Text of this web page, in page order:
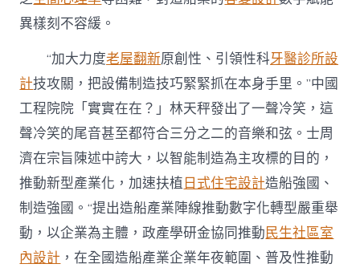
異樣刻不容緩。
“加大力度老屋翻新原創性、引領性科牙醫診所設
計技攻關，把設備制造技巧緊緊抓在本身手里。”中國
工程院院「實實在在？」林天秤發出了一聲冷笑，這
聲冷笑的尾音甚至都符合三分之二的音樂和弦。士周
濟在宗旨陳述中誇大，以智能制造為主攻標的目的，
推動新型產業化，加速扶植日式住宅設計造船強國、
制造強國。“提出造船產業陣線推動數字化轉型嚴重舉
動，以企業為主體，政產學研金協同推動民生社區室
內設計 ，在全國造船產業企業年夜範圍、普及性推動